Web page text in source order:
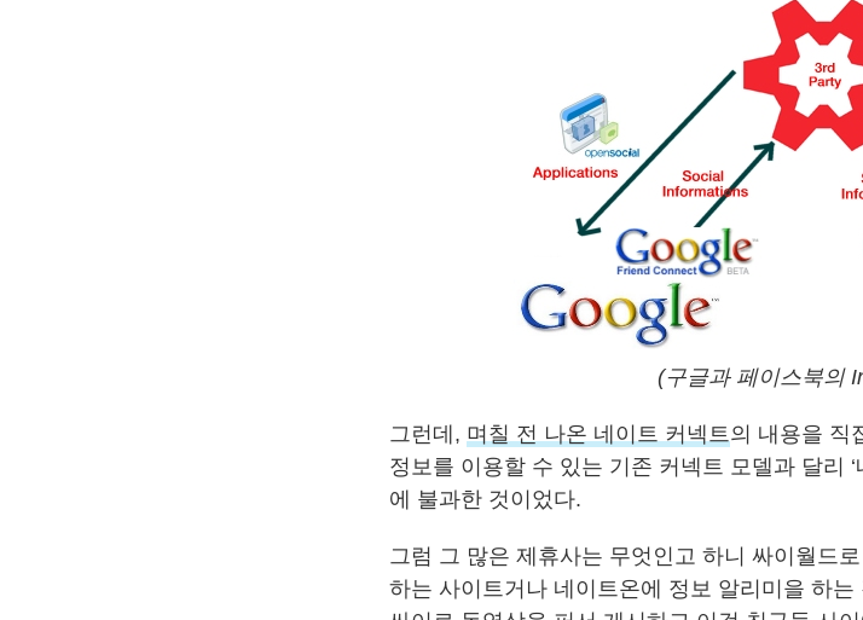
(구글과 페이스북의
그런데, 며칠 전 나온 네이트 커넥트의 내용을 직
정보를 이용할 수 있는 기존 커넥트 모델과 달리
에 불과한 것이었다.
그럼 그 많은 제휴사는 무엇인고 하니 싸이월드
하는 사이트거나 네이트온에 정보 알리미을 하는